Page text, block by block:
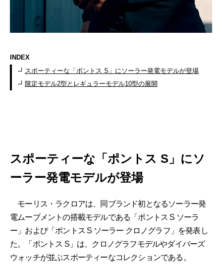
INDEX
スポーティーな「ポントス S」にソーラー発電モデルが登場
限定モデル2型とレギュラーモデル10型の展開
スポーティーな「ポントス S」にソ
ーラー発電モデルが登場
モーリス・ラクロアは、同ブランド初となるソーラー発
電ムーブメントの搭載モデルである「ポントス S ソーラ
ー」および「ポントス S ソーラー クロノグラフ」を発表し
た。「ポントス S」は、クロノグラフモデルやダイバーズ
ウォッチが並ぶスポーティーなコレクションである。